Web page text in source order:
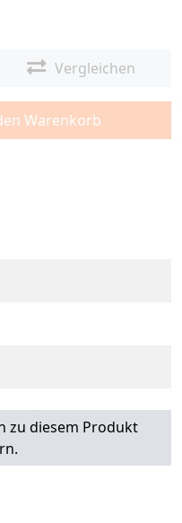
Vergleichen
Warenkorb
zu diesem Produkt